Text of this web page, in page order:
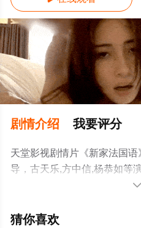
剧情介绍 我要评分
天堂影视剧情片《新家法国
导，古天乐,方中信,杨恭如等
影，手机免费观看高清无删
等平台了解。

猜你喜欢